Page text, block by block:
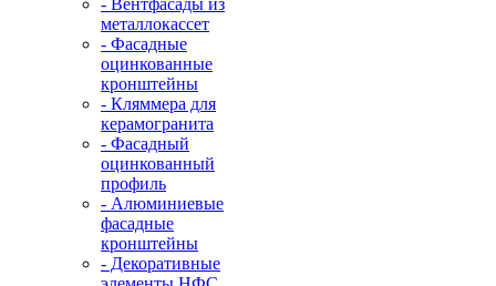
- Вентфасады из
металлокассет
- Фасадные
оцинкованные
кронштейны
- Кляммера для
керамогранита
- Фасадный
оцинкованный
профиль
- Алюминиевые
фасадные
кронштейны
- Декоративные